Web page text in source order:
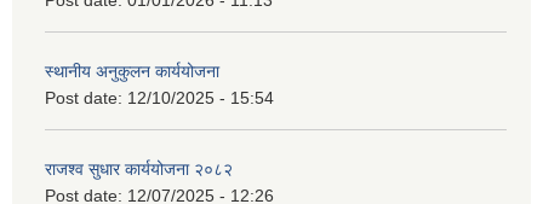
स्थानीय अनुकुलन कार्ययोजना
Post date: 12/10/2025 - 15:54
राजश्व सुधार कार्ययोजना २०८२
Post date: 12/07/2025 - 12:26